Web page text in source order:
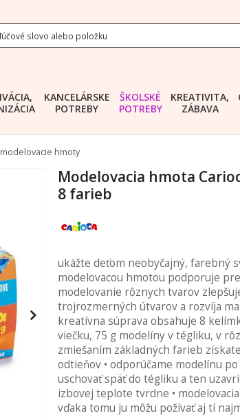
KANCELÁRSKE
POTREBY
ŠKOLSKÉ
POTREBY
KREATIVITA,
ZÁBAVA
hmoty
Modelovacia hmota
8 farieb
ukážte deťom neobyčajný, farebný
modelovacou hmotou podporuje
modelovanie rôznych tvarov
trojrozmerných útvarov a rozvíja
kreatívna súprava obsahuje 8
viečku, 75 g modelíny v tégliku, v
zmiešaním základných farieb
odtieňov • odporúčame modelínu
uschovať späť do tégliku a ten
izbovej teplote tvrdne •
vďaka tomu ju môžu požívať aj tí